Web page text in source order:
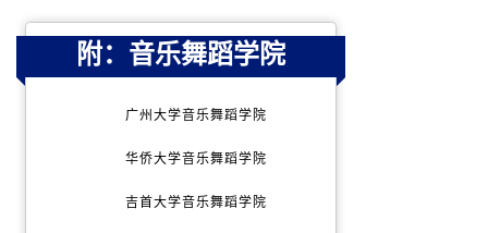
附：音乐舞蹈学院
广州大学音乐舞蹈学院
华侨大学音乐舞蹈学院
吉首大学音乐舞蹈学院